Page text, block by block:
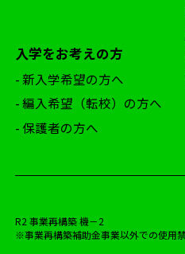
入学をお考えの方
- 新入学希望の方へ
- 編入希望（転校）の方へ
- 保護者の方へ
R2 事業再構築 機－2
※事業再構築補助金事業以外での使用